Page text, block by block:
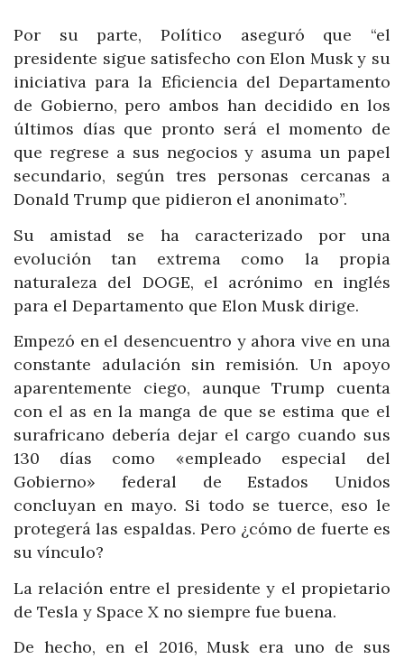
Por su parte, Político aseguró que “el
presidente sigue satisfecho con Elon Musk y su
iniciativa para la Eficiencia del Departamento
de Gobierno, pero ambos han decidido en los
últimos días que pronto será el momento de
que regrese a sus negocios y asuma un papel
secundario, según tres personas cercanas a
Donald Trump que pidieron el anonimato”.
Su amistad se ha caracterizado por una
evolución tan extrema como la propia
naturaleza del DOGE, el acrónimo en inglés
para el Departamento que Elon Musk dirige.
Empezó en el desencuentro y ahora vive en una
constante adulación sin remisión. Un apoyo
aparentemente ciego, aunque Trump cuenta
con el as en la manga de que se estima que el
surafricano debería dejar el cargo cuando sus
130 días como «empleado especial del
Gobierno» federal de Estados Unidos
concluyan en mayo. Si todo se tuerce, eso le
protegerá las espaldas. Pero ¿cómo de fuerte es
su vínculo?
La relación entre el presidente y el propietario
de Tesla y Space X no siempre fue buena.
De hecho, en el 2016, Musk era uno de sus